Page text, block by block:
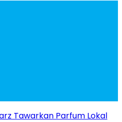
Tawarkan Parfum Lokal